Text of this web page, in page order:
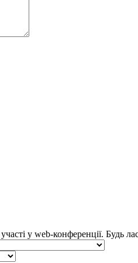
у web-конференції. Будь